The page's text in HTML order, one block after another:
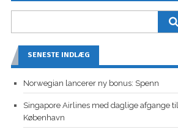
SENESTE INDLÆG
Norwegian lancerer ny bonus: Spenn
Singapore Airlines med daglige afgange til
København